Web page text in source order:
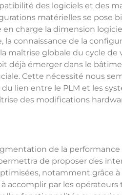
des logiciels et des
matérielles se pose
charge la dimension
la connaissance de la
maîtrise globale du cycle de
déjà émerger dans le
Cette nécessité nous
lien entre le PLM et les
des modifications
de la performance
de proposer des
notamment grâce à
accomplir par les opérateurs